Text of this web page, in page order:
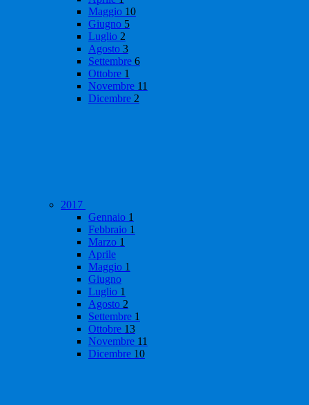
Maggio 10
Giugno 5
Luglio 2
Agosto 3
Settembre 6
Ottobre 1
Novembre 11
Dicembre 2
2017
Gennaio 1
Febbraio 1
Marzo 1
Aprile
Maggio 1
Giugno
Luglio 1
Agosto 2
Settembre 1
Ottobre 13
Novembre 11
Dicembre 10